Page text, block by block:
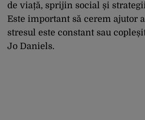
de viață, sprijin social și
Este important să cerem ajutor
stresul este constant sau
Jo Daniels.